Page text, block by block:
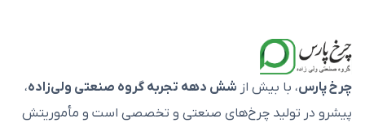
چرخ پارس، با بیش از شش دهه تجربه گروه صنعتی ولی‌زاده،
پیشرو در تولید چرخ‌های صنعتی و تخصصی است و مأموریتش